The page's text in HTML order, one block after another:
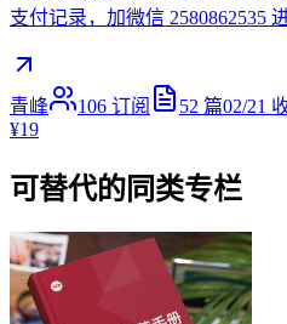
支付记录，加微信 2580862535
青峰 106 订阅 52 篇02/21
¥19
可替代的同类专栏